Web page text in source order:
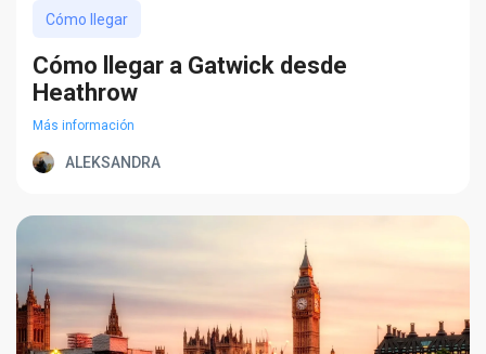
Cómo llegar
Cómo llegar a Gatwick desde
Heathrow
Más información
ALEKSANDRA